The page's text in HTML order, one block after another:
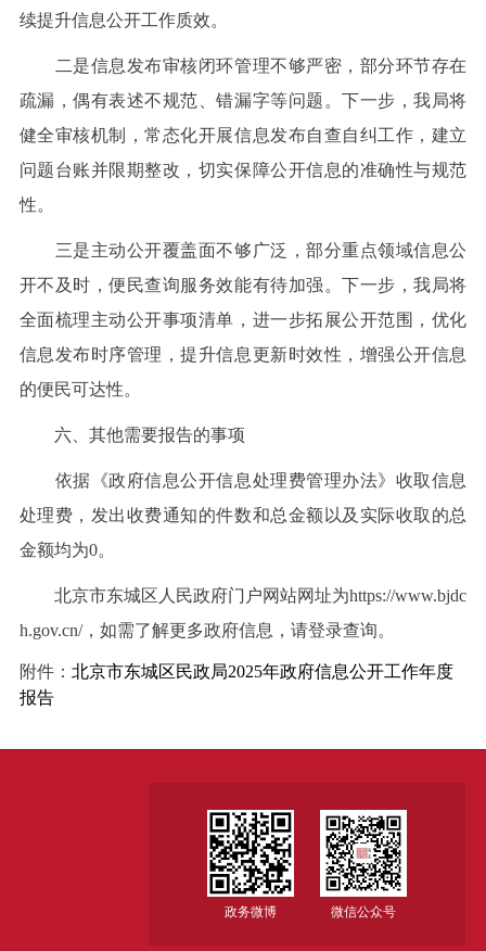
续提升信息公开工作质效。
二是信息发布审核闭环管理不够严密，部分环节存在
疏漏，偶有表述不规范、错漏字等问题。下一步，我局将
健全审核机制，常态化开展信息发布自查自纠工作，建立
问题台账并限期整改，切实保障公开信息的准确性与规范
性。
三是主动公开覆盖面不够广泛，部分重点领域信息公
开不及时，便民查询服务效能有待加强。下一步，我局将
全面梳理主动公开事项清单，进一步拓展公开范围，优化
信息发布时序管理，提升信息更新时效性，增强公开信息
的便民可达性。
六、其他需要报告的事项
依据《政府信息公开信息处理费管理办法》收取信息
处理费，发出收费通知的件数和总金额以及实际收取的总
金额均为0。
北京市东城区人民政府门户网站网址为https://www.bjdc
h.gov.cn/，如需了解更多政府信息，请登录查询。
附件： 北京市东城区民政局2025年政府信息公开工作年度
报告
政务微博 微信公众号